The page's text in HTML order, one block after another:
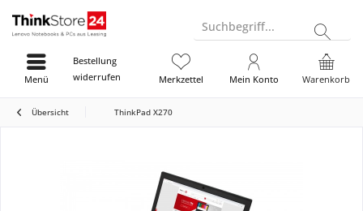
Suchbegriff...
Bestellung
widerrufen
Warenkorb
Merkzettel Mein Konto
Menü
Übersicht ThinkPad X270